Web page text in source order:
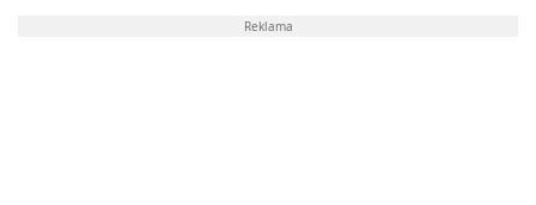
Reklama